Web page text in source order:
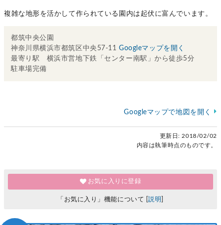
複雑な地形を活かして作られている園内は起伏に富んでいます。
都筑中央公園
神奈川県横浜市都筑区中央57-11Googleマップを開く
最寄り駅 横浜市営地下鉄「センター南駅」から徒歩5分
駐車場完備
Googleマップで地図を開く
更新日: 2018/02/02
内容は執筆時点のものです。
お気に入りに登録
「お気に入り」機能について [説明